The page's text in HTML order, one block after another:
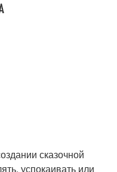
сказочной
успокаивать или